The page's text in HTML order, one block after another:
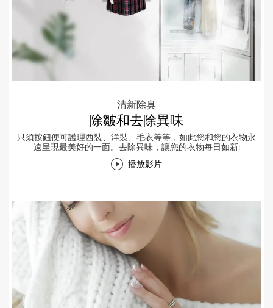
清新除臭
除皺和去除異味
只須按鈕便可護理西裝、洋裝、毛衣等等，如此您和您的衣物永
遠呈現最美好的一面。去除異味，讓您的衣物每日如新!
播放影片